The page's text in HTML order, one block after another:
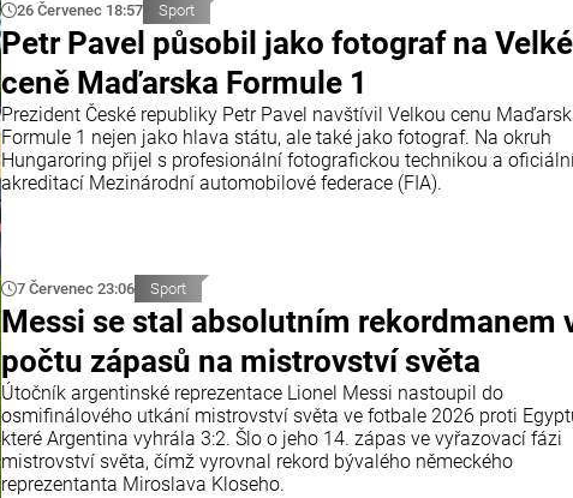
26 Červenec 18:57 Sport
Petr Pavel působil jako fotograf na Velké
ceně Maďarska Formule 1
Prezident České republiky Petr Pavel navštívil Velkou cenu
Formule 1 nejen jako hlava státu, ale také jako fotograf. Na okruh
Hungaroring přijel s profesionální fotografickou technikou a
akreditací Mezinárodní automobilové federace (FIA).
7 Červenec 23:06 Sport
Messi se stal absolutním rekordmanem
počtu zápasů na mistrovství světa
Útočník argentinské reprezentace Lionel Messi nastoupil do
osmifinálového utkání mistrovství světa ve fotbale 2026 proti
které Argentina vyhrála 3:2. Šlo o jeho 14. zápas ve vyřazovací fázi
mistrovství světa, čímž vyrovnal rekord bývalého německého
reprezentanta Miroslava Kloseho.